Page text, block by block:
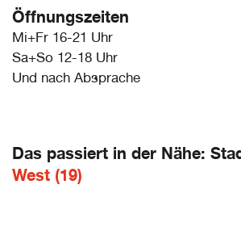
Öffnungszeiten
Mi+Fr 16-21 Uhr
Sa+So 12-18 Uhr
Und nach Absprache
Das passiert in der Nähe:
West (19)